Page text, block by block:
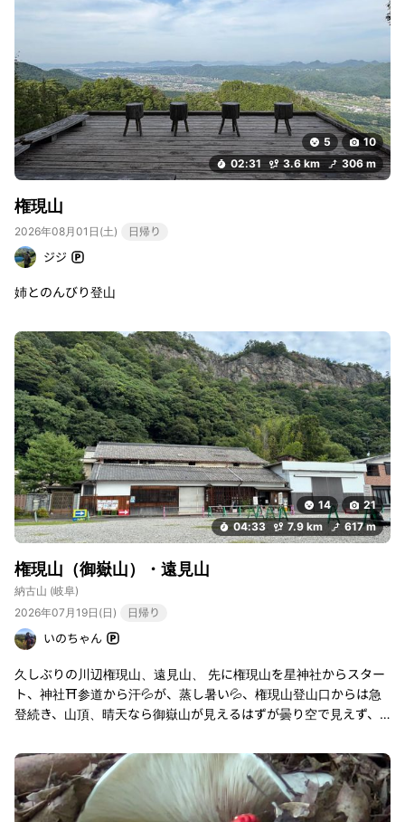
5
10
02:31
3.6 km 306 m
権現山
2026年08月01日(土) 日帰り
ジジ
姉とのんびり登山
14
21
04:33
7.9 km 617 m
権現山（御嶽山）・遠見山
納古山 (岐阜)
2026年07月19日(日)
日帰り
いのちゃん
久しぶりの川辺権現山、遠見山、 先に権現山を星神社からスター
ト、神社⛩️参道から汗💦が、蒸し暑い💦、権現山登山口からは急
登続き、山頂、晴天なら御嶽山が見えるはずが曇り空で見えず、
過ぎてもうひと頑張り、何回見ても景色が良い👀グランドキャニ
オン⛰️遠見山から鉄塔周って南天の滝、マイナスイオンたっぷり
浴びて🅿️に、土用の丑の日の一週間前やし、豪華に鰻でも食べ
て、🅿️前の酒蔵でソフトクリーム、締めは、美濃加茂、里山の湯